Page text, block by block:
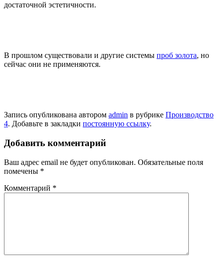
достаточной эстетичности.
В прошлом существовали и другие системы проб золота, но
сейчас они не применяются.
Запись опубликована автором admin в рубрике Производство
4. Добавьте в закладки постоянную ссылку.
Добавить комментарий
Ваш адрес email не будет опубликован. Обязательные поля
помечены *
Комментарий *